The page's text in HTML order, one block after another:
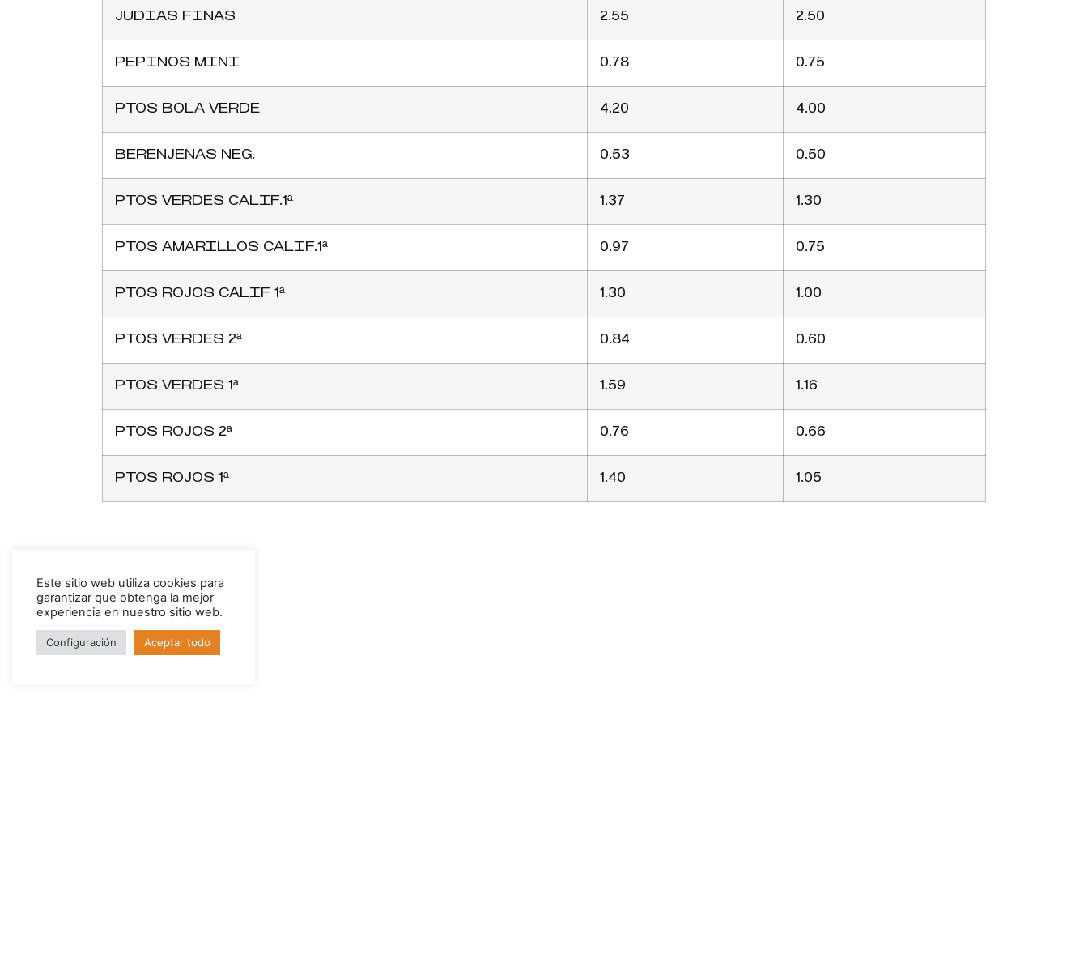
JUDIAS FINAS 2.55 2.50
PEPINOS MINI 0.78 0.75
PTOS BOLA VERDE 4.20 4.00
BERENJENAS NEG. 0.53 0.50
PTOS VERDES CALIF.1ª 1.37 1.30
PTOS AMARILLOS CALIF.1ª 0.97 0.75
PTOS ROJOS CALIF 1ª 1.30 1.00
PTOS VERDES 2ª 0.84 0.60
PTOS VERDES 1ª 1.59 1.16
PTOS ROJOS 2ª 0.76 0.66
PTOS ROJOS 1ª 1.40 1.05
Este sitio web utiliza cookies para
garantizar que obtenga la mejor
experiencia en nuestro sitio web.
Configuración Aceptar todo